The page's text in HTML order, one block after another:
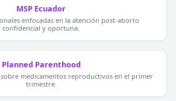
MSP Ecuador
enfocadas en la atención post-aborto
confidencial y oportuna.
Planned Parenthood
medicamentos reproductivos en el primer
trimestre.